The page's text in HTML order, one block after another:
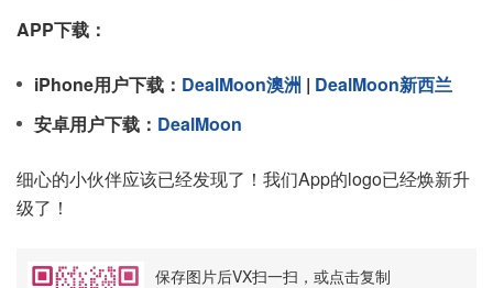
APP下载：
iPhone用户下载： DealMoon澳洲 | DealMoon新西兰
安卓用户下载： DealMoon
细心的小伙伴应该已经发现了！我们App的logo已经焕新升
级了！
保存图片后VX扫一扫，或点击复制